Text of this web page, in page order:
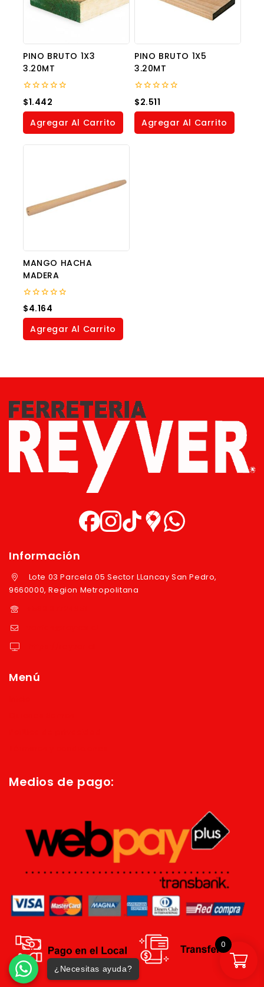
PINO BRUTO 1X3
3.20MT
0
out
of
$1.442
Agregar Al Carrito
PINO BRUTO 1X5
3.20MT
0
out
of
$2.511
Agregar Al Carrito
MANGO HACHA
MADERA
0
out
of
$4.164
Agregar Al Carrito
Información
Lote 03 Parcela 05 Sector LLancay San Pedro,
9660000, Region Metropolitana
Menú
Medios de pago:
¿Necesitas ayuda?
0